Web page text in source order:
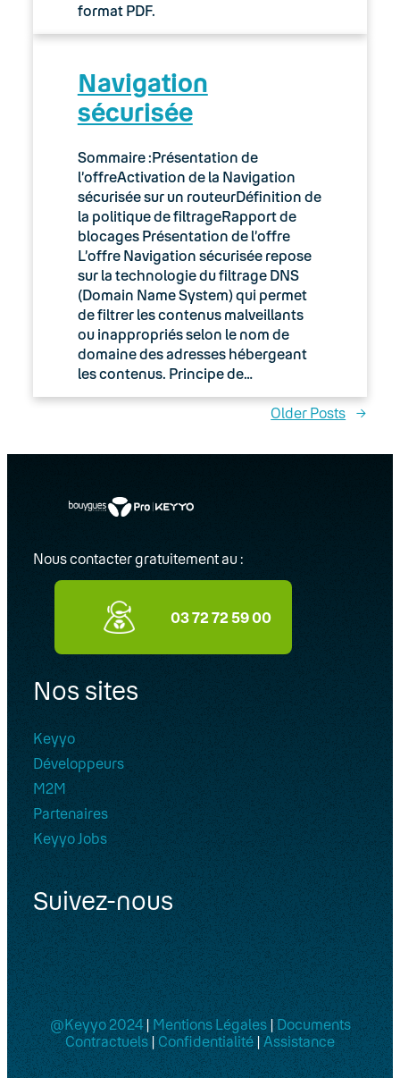
format PDF.
Navigation
sécurisée
Sommaire :Présentation de
l’offreActivation de la Navigation
sécurisée sur un routeurDéfinition de
la politique de filtrageRapport de
blocages Présentation de l’offre
L’offre Navigation sécurisée repose
sur la technologie du filtrage DNS
(Domain Name System) qui permet
de filtrer les contenus malveillants
ou inappropriés selon le nom de
domaine des adresses hébergeant
les contenus. Principe de…
Older Posts →
Nous contacter gratuitement au :
03 72 72 59 00
Nos sites
Keyyo
Développeurs
M2M
Partenaires
Keyyo Jobs
Suivez-nous
@Keyyo 2024| Mentions Légales|Documents
Contractuels|Confidentialité|Assistance